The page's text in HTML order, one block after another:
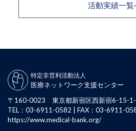
活動実績一覧
特定非営利活動法人
医療ネットワーク支援センター
〒160-0023 東京都新宿区西新宿6-15-
TEL：03-6911-0582 | FAX：03-6911-
https://www.medical-bank.org/